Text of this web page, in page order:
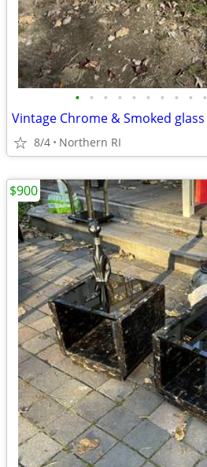
• • • • • • • • • •
8/4 Northern RI
$900